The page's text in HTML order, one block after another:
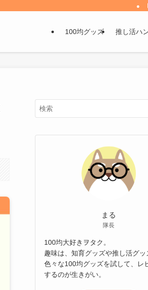
100均グッズ 推し活ハ
まる
隊長
100均大好きヲタク。
趣味は、知育グッズや推し活グッ
色々な100均グッズを試して、レ
するのが生きがい。